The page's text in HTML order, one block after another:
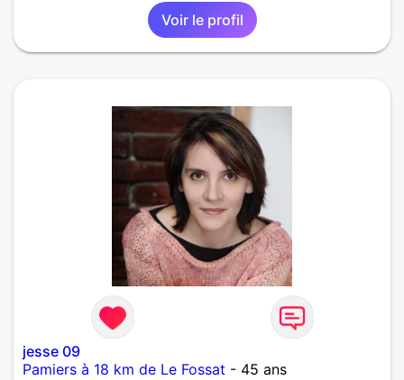
Voir le profil
jesse 09
Pamiers à 18 km de Le Fossat - 45 ans